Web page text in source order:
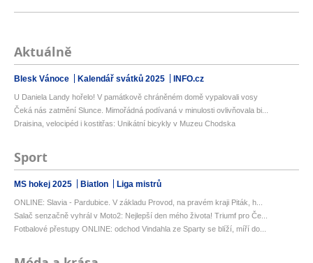
Aktuálně
Blesk Vánoce Kalendář svátků 2025 INFO.cz
U Daniela Landy hořelo! V památkově chráněném domě vypalovali vosy
Čeká nás zatmění Slunce. Mimořádná podívaná v minulosti ovlivňovala bi...
Draisina, velocipéd i kostitřas: Unikátní bicykly v Muzeu Chodska
Sport
MS hokej 2025 Biatlon Liga mistrů
ONLINE: Slavia - Pardubice. V základu Provod, na pravém kraji Piták, h...
Salač senzačně vyhrál v Moto2: Nejlepší den mého života! Triumf pro Če...
Fotbalové přestupy ONLINE: odchod Vindahla ze Sparty se blíží, míří do...